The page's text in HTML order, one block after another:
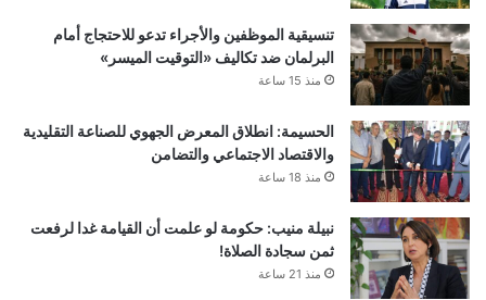
تنسيقية الموظفين والأجراء تدعو للاحتجاج أمام
البرلمان ضد تكاليف «التوقيت الميسر»
منذ 15 ساعة
الحسيمة: انطلاق المعرض الجهوي للصناعة التقليدية
والاقتصاد الاجتماعي والتضامن
منذ 18 ساعة
نبيلة منيب: حكومة لو علمت أن القيامة غدا لرفعت
ثمن سجادة الصلاة!
منذ 21 ساعة